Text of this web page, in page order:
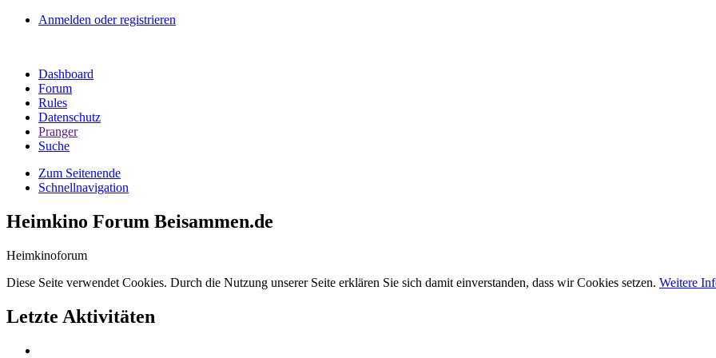
Anmelden oder registrieren
Dashboard
Forum
Rules
Datenschutz
Pranger
Suche
Zum Seitenende
Schnellnavigation
Heimkino Forum Beisammen.de
Heimkinoforum
Diese Seite verwendet Cookies. Durch die Nutzung unserer Seite erklären Sie sich damit einverstanden, dass wir Cookies setzen. Weitere
Letzte Aktivitäten